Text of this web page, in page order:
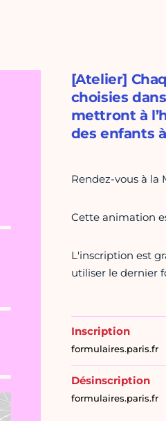
[Atelier]
choisies
mettront à
des enfants
Rendez-vous à la
Cette animation
L'inscription est
utiliser le dernier
Inscription
formulaires.paris.fr
Désinscription
formulaires.paris.fr